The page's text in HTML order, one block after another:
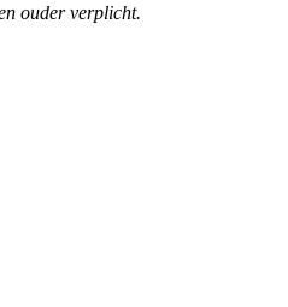
ouder verplicht.